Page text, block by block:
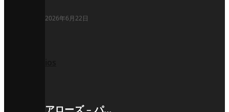
2026年6月22日
アローズ – パ…